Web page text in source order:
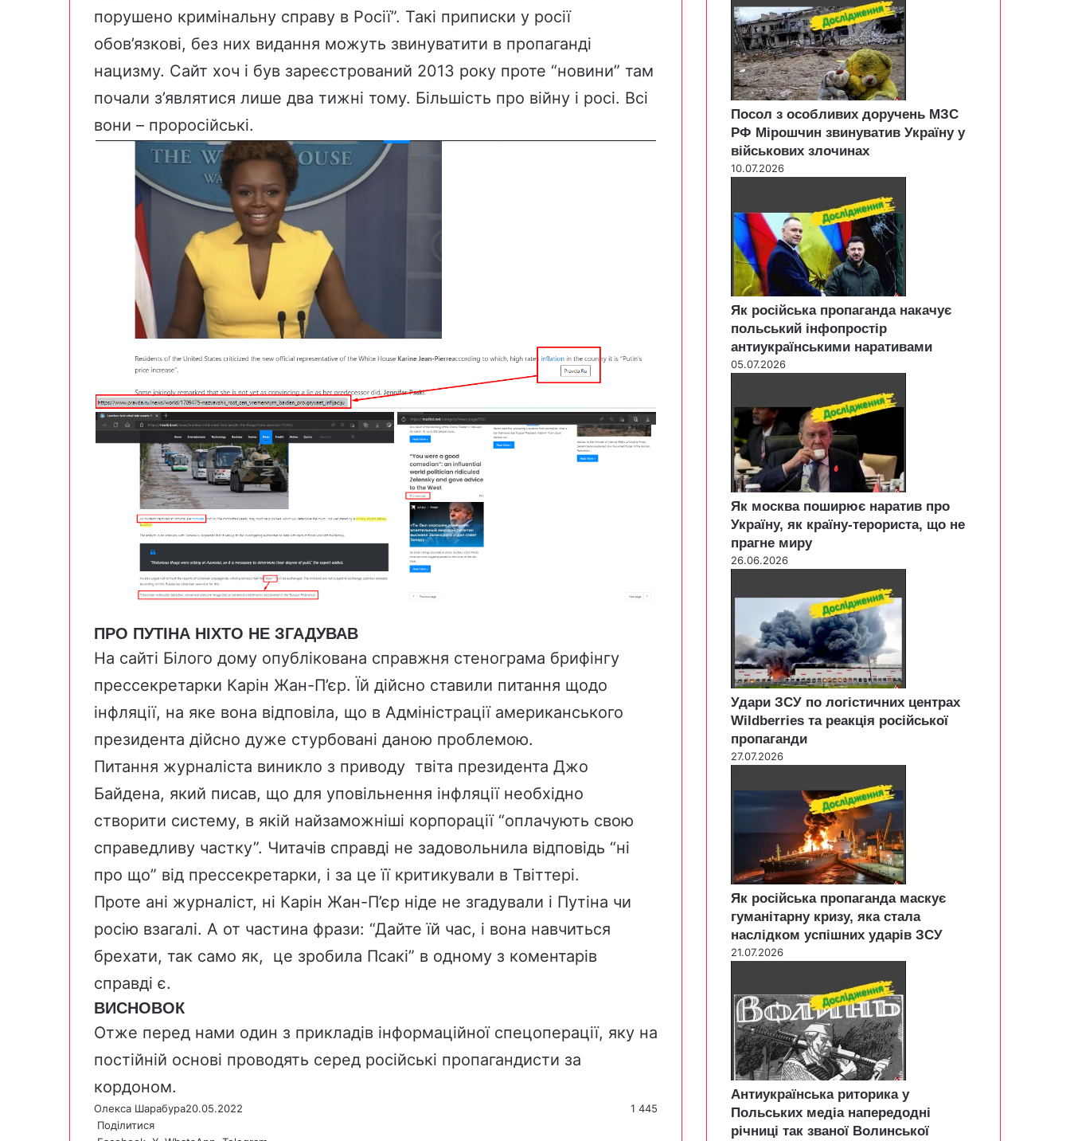
порушено кримінальну справу в Росії”. Такі приписки у росії
обов’язкові, без них видання можуть звинуватити в пропаганді
нацизму. Сайт хоч і був зареєстрований 2013 року проте “новини” там
почали з’являтися лише два тижні тому. Більшість про війну і росі. Всі
вони – проросійські.
ПРО ПУТІНА НІХТО НЕ ЗГАДУВАВ
На сайті Білого дому опублікована справжня стенограма брифінгу
прессекретарки Карін Жан-П’єр. Їй дійсно ставили питання щодо
інфляції, на яке вона відповіла, що в Адміністрації американського
президента дійсно дуже стурбовані даною проблемою.
Питання журналіста виникло з приводу твіта президента Джо
Байдена, який писав, що для уповільнення інфляції необхідно
створити систему, в якій найзаможніші корпорації “оплачують свою
справедливу частку”. Читачів справді не задовольнила відповідь “ні
про що” від прессекретарки, і за це її критикували в Твіттері.
Проте ані журналіст, ні Карін Жан-П’єр ніде не згадували і Путіна чи
росію взагалі. А от частина фрази: “Дайте їй час, і вона навчиться
брехати, так само як, це зробила Псакі” в одному з коментарів
справді є.
ВИСНОВОК
Отже перед нами один з прикладів інформаційної спецоперації, яку на
постійній основі проводять серед російські пропагандисти за
кордоном.
Олекса Шарабура20.05.2022
1 445
Поділитися
Посол з особливих доручень МЗС
РФ Мірошчин звинуватив Україну у
військових злочинах
10.07.2026
Як російська пропаганда накачує
польський інфопростір
антиукраїнськими наративами
05.07.2026
Як москва поширює наратив про
Україну, як країну-терориста, що не
прагне миру
26.06.2026
Удари ЗСУ по логістичних центрах
Wildberries та реакція російської
пропаганди
27.07.2026
Як російська пропаганда маскує
гуманітарну кризу, яка стала
наслідком успішних ударів ЗСУ
21.07.2026
Антиукраїнська риторика у
Польських медіа напередодні
річниці так званої Волинської